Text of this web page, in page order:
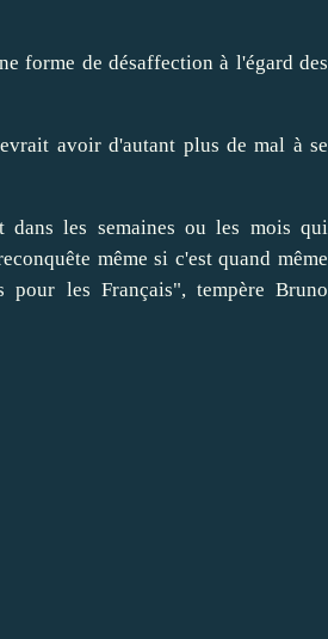
forme de désaffection à l'égard des
avoir d'autant plus de mal à se
dans les semaines ou les mois qui
même si c'est quand même
pour les Français", tempère Bruno